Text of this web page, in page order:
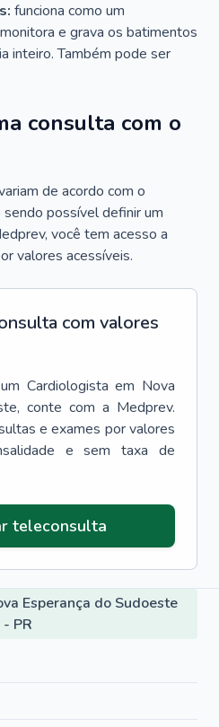
funciona como um
e grava os batimentos
inteiro. Também pode ser
consulta com o
de acordo com o
sendo possível definir um
você tem acesso a
valores acessíveis.
com valores
Cardiologista em Nova
, conte com a Medprev.
e exames por valores
e sem taxa de
teleconsulta
Esperança do Sudoeste
- PR